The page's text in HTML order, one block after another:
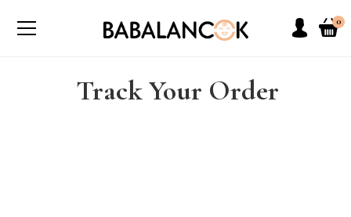
0
Track Your Order